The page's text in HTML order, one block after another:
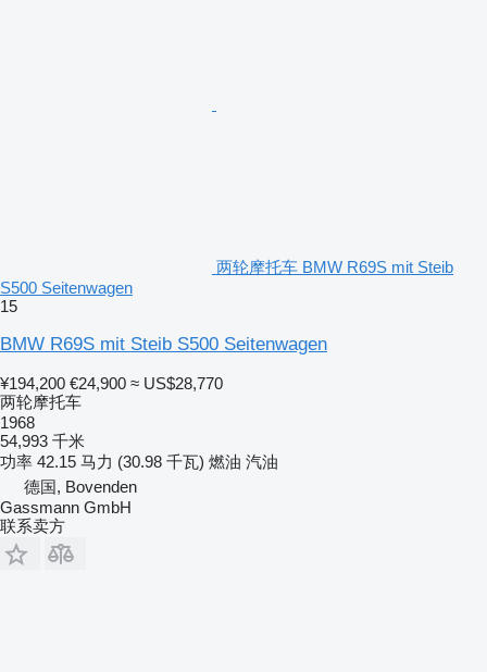
两轮摩托车 BMW R69S mit Steib
S500 Seitenwagen
15
BMW R69S mit Steib S500 Seitenwagen
¥194,200 €24,900 ≈ US$28,770
两轮摩托车
1968
54,993 千米
功率 42.15 马力 (30.98 千瓦) 燃油 汽油
德国, Bovenden
Gassmann GmbH
联系卖方